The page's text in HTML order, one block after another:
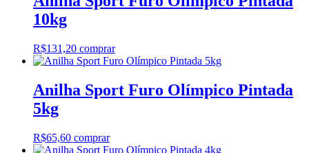
10kg
R$131,20 comprar
Anilha Sport Furo Olímpico Pintada
5kg
R$65,60 comprar